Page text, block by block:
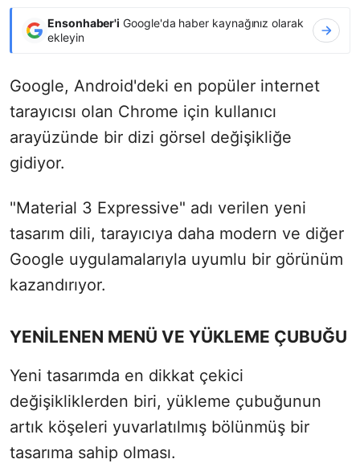
Ensonhaber'i Google'da haber kaynağınız olarak
ekleyin
Google, Android'deki en popüler internet
tarayıcısı olan Chrome için kullanıcı
arayüzünde bir dizi görsel değişikliğe
gidiyor.
"Material 3 Expressive" adı verilen yeni
tasarım dili, tarayıcıya daha modern ve diğer
Google uygulamalarıyla uyumlu bir görünüm
kazandırıyor.
YENİLENEN MENÜ VE YÜKLEME ÇUBUĞU
Yeni tasarımda en dikkat çekici
değişikliklerden biri, yükleme çubuğunun
artık köşeleri yuvarlatılmış bölünmüş bir
tasarıma sahip olması.